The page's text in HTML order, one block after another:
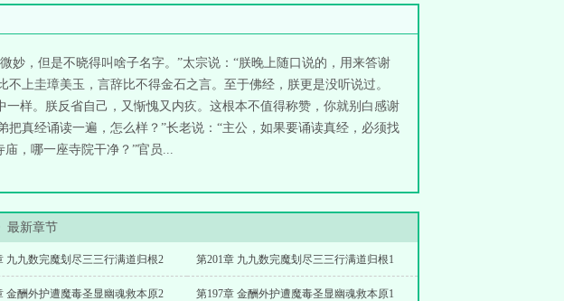
妙，但是不晓得叫啥子名字。”太宗说：“朕晚上随口说的，用来答谢
上圭璋美玉，言辞比不得金石之言。至于佛经，朕更是没听说过。
样。朕反省自己，又惭愧又内疚。这根本不值得称赞，你就别白感谢
真经诵读一遍，怎么样？”长老说：“主公，如果要诵读真经，必须找
，哪一座寺院干净？”官员...
最新章节
九九数完魔刬尽三三行满道归根2 第201章 九九数完魔刬尽三三行满道归根1
金酬外护遭魔毒圣显幽魂救本原2 第197章 金酬外护遭魔毒圣显幽魂救本原1